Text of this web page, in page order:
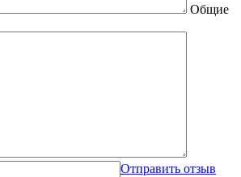
Общие
Отправить отзыв